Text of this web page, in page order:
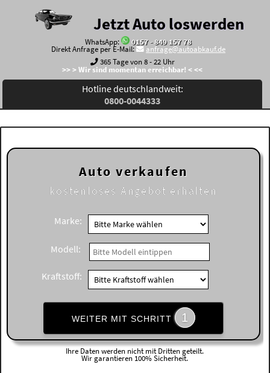
Jetzt Auto loswerden
WhatsApp:
0157 - 849 157 78
Direkt Anfrage per E-Mail:
anfrage@autoabkauf.de
365 Tage von 8 - 22 Uhr
>> > Wir sind momentan erreichbar! < <<
Hotline deutschlandweit:
0800-0044333
Auto verkaufen
kostenloses Angebot erhalten
Marke:
Modell:
Kraftstoff:
WEITER MIT SCHRITT 1
Ihre Daten werden nicht mit Dritten geteilt.
Wir garantieren 100% Sicherheit.